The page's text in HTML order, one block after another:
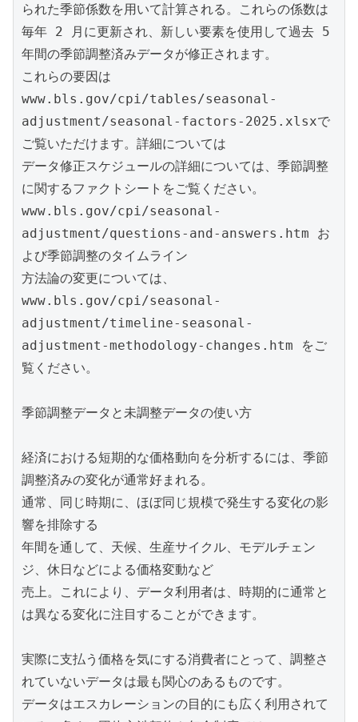
られた季節係数を用いて計算される。これらの係数は
毎年 2 月に更新され、新しい要素を使用して過去 5
年間の季節調整済みデータが修正されます。
これらの要因は
www.bls.gov/cpi/tables/seasonal-
adjustment/seasonal-factors-2025.xlsxで
ご覧いただけます。詳細については
データ修正スケジュールの詳細については、季節調整
に関するファクトシートをご覧ください。
www.bls.gov/cpi/seasonal-
adjustment/questions-and-answers.htm お
よび季節調整のタイムライン
方法論の変更については、
www.bls.gov/cpi/seasonal-
adjustment/timeline-seasonal-
adjustment-methodology-changes.htm をご
覧ください。
季節調整データと未調整データの使い方
経済における短期的な価格動向を分析するには、季節
調整済みの変化が通常好まれる。
通常、同じ時期に、ほぼ同じ規模で発生する変化の影
響を排除する
年間を通して、天候、生産サイクル、モデルチェン
ジ、休日などによる価格変動など
売上。これにより、データ利用者は、時期的に通常と
は異なる変化に注目することができます。
実際に支払う価格を気にする消費者にとって、調整さ
れていないデータは最も関心のあるものです。
データはエスカレーションの目的にも広く利用されて